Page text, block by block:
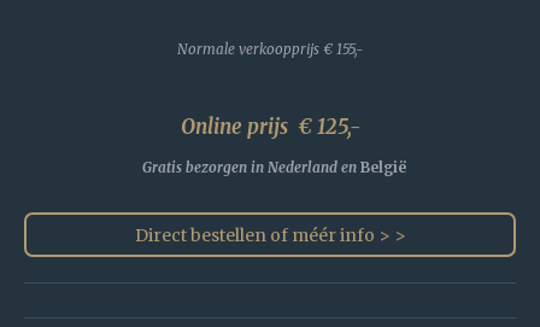
Normale verkoopprijs € 155,-
Online prijs € 125,-
Gratis bezorgen in Nederland en België
Direct bestellen of méér info > >